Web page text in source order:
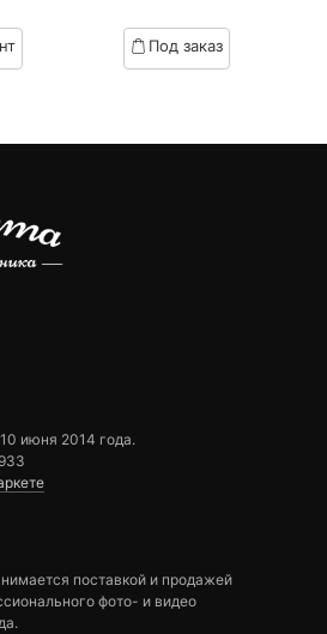
based
onПод заказ
июня 2014 года.
поставкой и продажей
фото- и видео